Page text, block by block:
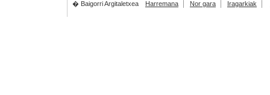
� Baigorri Argitaletxea
Harremana Nor gara Iragarkiak